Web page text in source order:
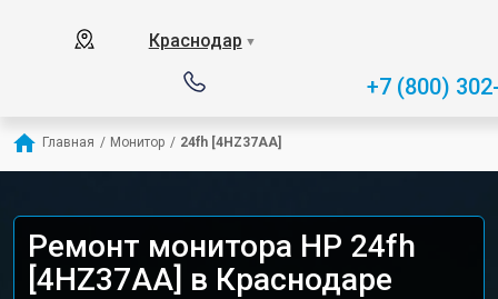
Краснодар ▼
+7 (800)
Главная / Монитор / 24fh [4HZ37AA]
Ремонт монитора HP 24fh
[4HZ37AA] в Краснодаре